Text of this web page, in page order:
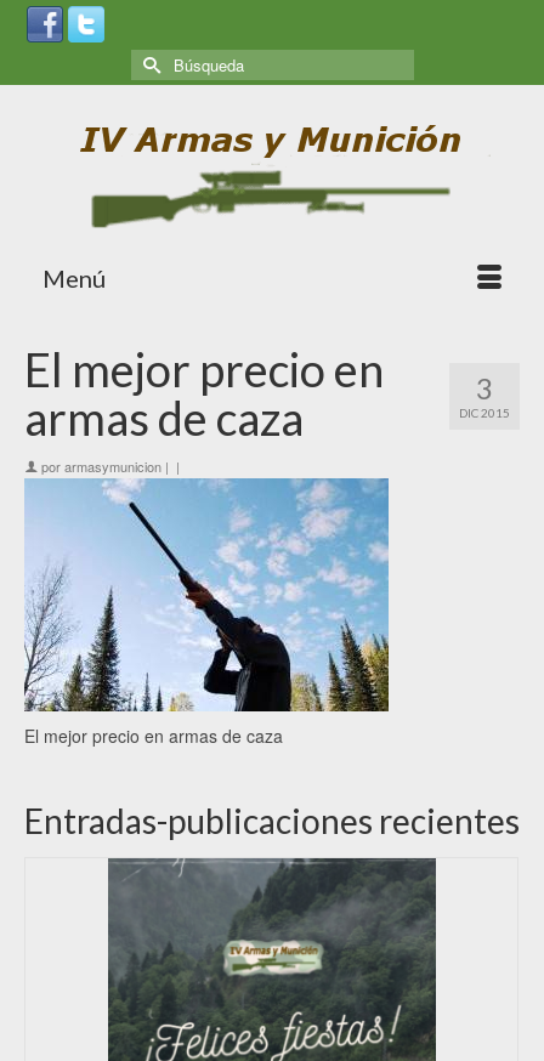
Menú
3
DIC 2015
El mejor precio en
armas de caza
porarmasymunicion | |
El mejor precio en armas de caza
Entradas-publicaciones recientes